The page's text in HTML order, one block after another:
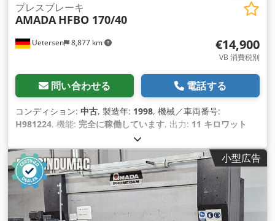
Uetersen 8,877 km
プレスブレーキ
AMADA HFBO 170/40
€14,900
VB 消費税別
問い合わせる 電話する
コンディション: 中古, 製造年: 1998, 機械／車両番号:
H981224, 機能: 完全に稼働しています, 出力: 11 キロワット
, ストローク長:
8 mm/s, 後進速度:80 mm/s, テーブル幅:180 mm, テーブル
長さ:4,230 mm, テーブルの高さ:960 mm, のど深さ:410
mm, 支柱間のクリアランス:3,760 mm, オイルタンク容量:
150 l, 全長: 4,500 mm, 全幅:2,200 mm, 全高: 2,900 mm , 総
13 kg（キログラム）
CEマーキング, ドキュメント
/ マニュアル, 安全光幕
,
小型広告